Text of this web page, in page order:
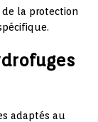
de la protection
adaptés au